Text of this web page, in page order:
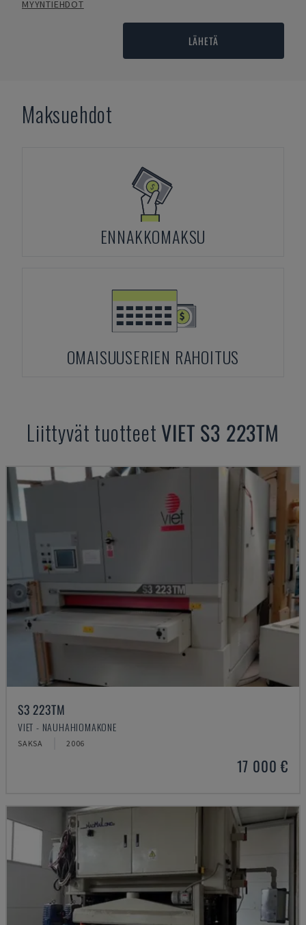
MYYNTIEHDOT
LÄHETÄ
Maksuehdot
ENNAKKOMAKSU
OMAISUUSERIEN RAHOITUS
Liittyvät tuotteet VIET S3 223TM
S3 223TM
VIET - NAUHAHIOMAKONE
SAKSA 2006
17 000 €